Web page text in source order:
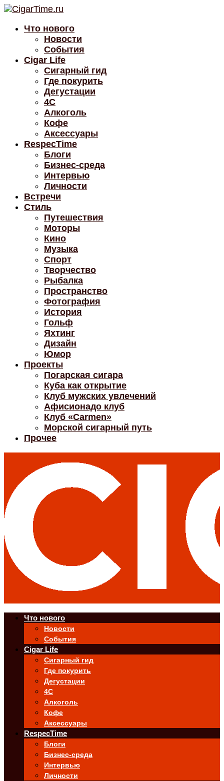
Что нового
Новости
События
Cigar Life
Сигарный гид
Где покурить
Дегустации
4C
Алкоголь
Кофе
Аксессуары
RespecTime
Блоги
Бизнес-среда
Интервью
Личности
Встречи
Стиль
Путешествия
Моторы
Кино
Музыка
Спорт
Творчество
Рыбалка
Пространство
Фотография
История
Гольф
Яхтинг
Дизайн
Юмор
Проекты
Погарская сигара
Куба как открытие
Клуб мужских увлечений
Афисионадо клуб
Клуб «Carmen»
Морской сигарный путь
Прочее
Что нового
Новости
События
Cigar Life
Сигарный гид
Где покурить
Дегустации
4C
Алкоголь
Кофе
Аксессуары
RespecTime
Блоги
Бизнес-среда
Интервью
Личности